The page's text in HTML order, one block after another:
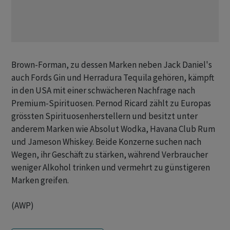
Brown-Forman, zu dessen Marken neben Jack Daniel's
auch Fords Gin und Herradura Tequila gehören, kämpft
in den USA mit einer schwächeren Nachfrage nach
Premium-Spirituosen. Pernod Ricard zählt zu Europas
grössten Spirituosenherstellern und besitzt unter
anderem Marken wie Absolut Wodka, Havana Club Rum
und Jameson Whiskey. Beide Konzerne suchen nach
Wegen, ihr Geschäft zu stärken, während Verbraucher
weniger Alkohol trinken und vermehrt zu günstigeren
Marken greifen.
(AWP)